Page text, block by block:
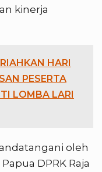
kinerja
HARI
PESERTA
LOMBA LARI
oleh
DPRK Raja